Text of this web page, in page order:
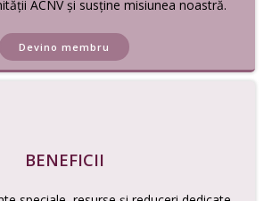
ACNV și susține misiunea noastră.
Devino membru
BENEFICII